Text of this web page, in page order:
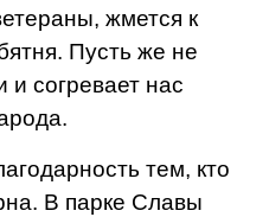
жмется к
Пусть же не
и согревает нас
тем, кто
В парке Славы